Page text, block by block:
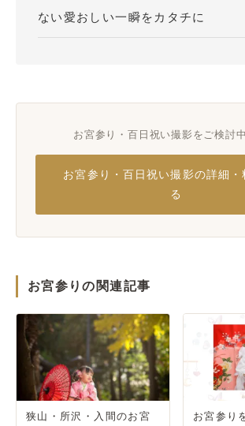
ない愛おしい一瞬をカタチに
お宮参り・百日祝い撮影をご検討
お宮参り・百日祝い撮影の詳細・
る
お宮参りの関連記事
狭山・所沢・入間のお宮
お宮参り